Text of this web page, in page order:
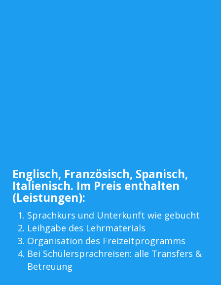
Englisch, Französisch, Spanisch,
Italienisch. Im Preis enthalten
(Leistungen):
Sprachkurs und Unterkunft wie gebucht
Leihgabe des Lehrmaterials
Organisation des Freizeitprogramms
Bei Schülersprachreisen: alle Transfers &
Betreuung